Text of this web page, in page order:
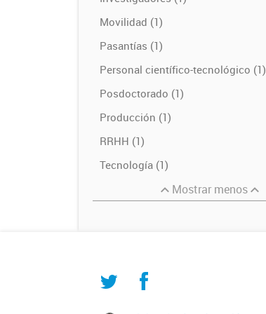
Movilidad (1)
Pasantías (1)
Personal científico-tecnológico (1)
Posdoctorado (1)
Producción (1)
RRHH (1)
Tecnología (1)
Mostrar menos